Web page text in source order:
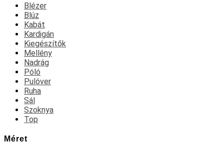
Blézer
Blúz
Kabát
Kardigán
Kiegészítők
Mellény
Nadrág
Póló
Pulóver
Ruha
Sál
Szoknya
Top
Méret